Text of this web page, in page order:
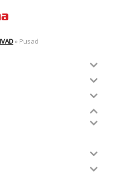
» Pusad